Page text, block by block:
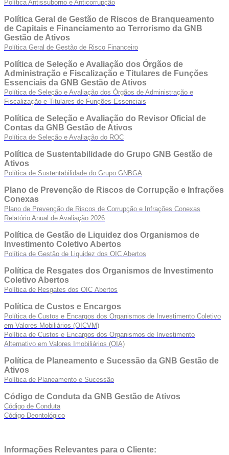
Política Antissuborno e Anticorrupção
Política Geral de Gestão de Riscos de Branqueamento
de Capitais e Financiamento ao Terrorismo da GNB
Gestão de Ativos
Política Geral de Gestão de Risco Financeiro
Política de Seleção e Avaliação dos Órgãos de
Administração e Fiscalização e Titulares de Funções
Essenciais da GNB Gestão de Ativos
Política de Seleção e Avaliação dos Órgãos de Administração e
Fiscalização e Titulares de Funções Essenciais
Política de Seleção e Avaliação do Revisor Oficial de
Contas da GNB Gestão de Ativos
Política de Seleção e Avaliação do ROC
Política de Sustentabilidade do Grupo GNB Gestão de
Ativos
Política de Sustentabilidade do Grupo GNBGA
Plano de Prevenção de Riscos de Corrupção e Infrações
Conexas
Plano de Prevenção de Riscos de Corrupção e Infrações Conexas
Relatório Anual de Avaliação 2026
Política de Gestão de Liquidez dos Organismos de
Investimento Coletivo Abertos
Política de Gestão de Liquidez dos OIC Abertos
Política de Resgates dos Organismos de Investimento
Coletivo Abertos
Política de Resgates dos OIC Abertos
Política de Custos e Encargos
Política de Custos e Encargos dos Organismos de Investimento Coletivo
em Valores Mobiliários (OICVM)
Política de Custos e Encargos dos Organismos de Investimento
Alternativo em Valores Imobiliários (OIA)
Política de Planeamento e Sucessão da GNB Gestão de
Ativos
Política de Planeamento e Sucessão
Código de Conduta da GNB Gestão de Ativos
Código de Conduta
Código Deontológico
Informações Relevantes para o Cliente: